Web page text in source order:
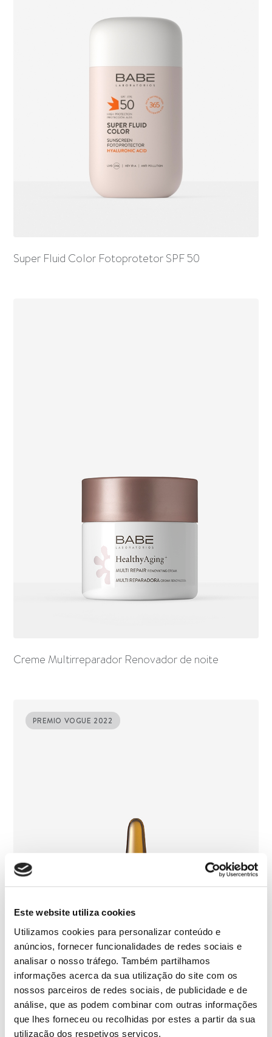
Este website utiliza cookies
Utilizamos cookies para personalizar conteúdo e
anúncios, fornecer funcionalidades de redes sociais e
analisar o nosso tráfego. Também partilhamos
informações acerca da sua utilização do site com os
nossos parceiros de redes sociais, de publicidade e de
análise, que as podem combinar com outras informações
que lhes forneceu ou recolhidas por estes a partir da sua
utilização dos respetivos serviços.
Super Fluid Color Fotoprotetor SPF 50
Creme Multirreparador Renovador de noite
PREMIO VOGUE 2022